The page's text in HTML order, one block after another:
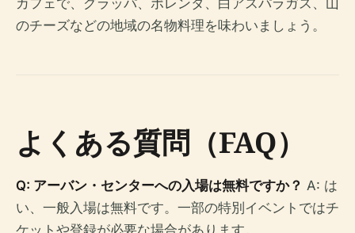
カフェで、グラッパ、ポレンタ、白アスパラガス、山
のチーズなどの地域の名物料理を味わいましょう。
よくある質問（FAQ）
Q: アーバン・センターへの入場は無料ですか？ A: は
い、一般入場は無料です。一部の特別イベントではチ
ケットや登録が必要な場合があります。